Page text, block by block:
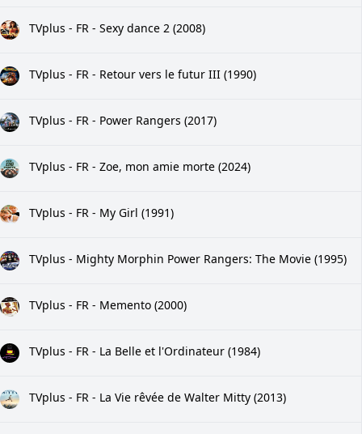
TVplus - FR - Sexy dance 2 (2008)
TVplus - FR - Retour vers le futur III (1990)
TVplus - FR - Power Rangers (2017)
TVplus - FR - ‎Zoe, mon amie morte (2024)
TVplus - FR - My Girl (1991)
TVplus - Mighty Morphin Power Rangers: The Movie (1995)
TVplus - FR - Memento (2000)
TVplus - FR - La Belle et l'Ordinateur (1984)
TVplus - FR - La Vie rêvée de Walter Mitty (2013)